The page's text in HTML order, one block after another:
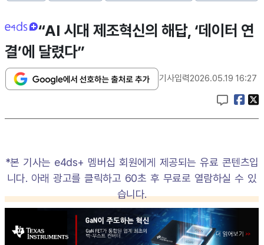
“AI 시대 제조혁신의 해답, ‘데이터 연
결’에 달렸다”
기사입력2026.05.19 16:27
*본 기사는 e4ds+ 멤버십 회원에게 제공되는 유료 콘텐츠입
니다. 아래 광고를 클릭하고 60초 후 무료로 열람하실 수 있
습니다.